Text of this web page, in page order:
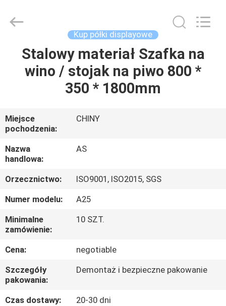
DOM
PRODUKTY
FILMY
O
NAS
WYCIECZKA
PO
FABRYCE
KONTROLA
JAKOŚCI
Shelves
Co.,Ltd.
Kup półki displayowe
Stalowy materiał Szafka na
wino / stojak na piwo 800 *
350 * 1800mm
Miejsce
pochodzenia:
CHINY
Nazwa
handlowa:
AS
Orzecznictwo:
ISO9001, ISO2015, SGS
Numer modelu:
A25
Minimalne
zamówienie:
10 SZT.
Cena:
negotiable
Szczegóły
pakowania:
Demontaż i bezpieczne pakowanie
Czas dostawy:
20-30 dni